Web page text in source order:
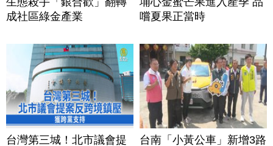
成社區綠金產業
嚐夏果正當時
台灣第三城！北市議會提
台南「小黃公車」新增3路